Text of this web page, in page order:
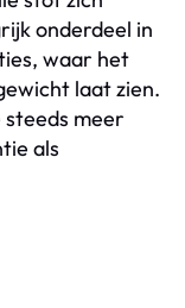
onderdeel in
waar het
laat zien.
steeds meer
als